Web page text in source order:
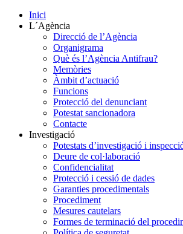
Inici
L´Agència
Direcció de l’Agència
Organigrama
Què és l’Agència Antifrau?
Memòries
Àmbit d’actuació
Funcions
Protecció del denunciant
Potestat sancionadora
Contacte
Investigació
Potestats d’investigació i
Deure de col·laboració
Confidencialitat
Protecció i cessió de dades
Garanties procedimentals
Procediment
Mesures cautelars
Formes de terminació del